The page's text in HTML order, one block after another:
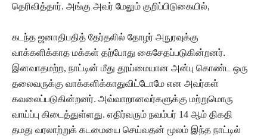
தெரிவித்தார். அங்கு அவர் மேலும் குறிப்பிடுகையில்,
கடந்த ஜனாதிபதித் தேர்தலில் தோழர் அநுரவுக்கு
வாக்களிக்காத மக்கள் தற்போது கைசேதப்படுகின்றனர்.
இனவாதமற்ற, நாட்டின் மீது தூய்மையான அன்பு கொண்ட ஒரு
தலைவருக்கு வாக்களிக்காதுவிட்டோமே என அவர்கள்
கவலைப்படுகின்றனர். அவ்வாறானவர்களுக்கு மற்றுமொரு
வாய்ப்பு கிடைத்துள்ளது. எதிர்வரும் நவம்பர் 14 ஆம் திகதி
தமது வரலாற்றுக் கடமையை செய்வதன் மூலம் இந்த நாட்டில்